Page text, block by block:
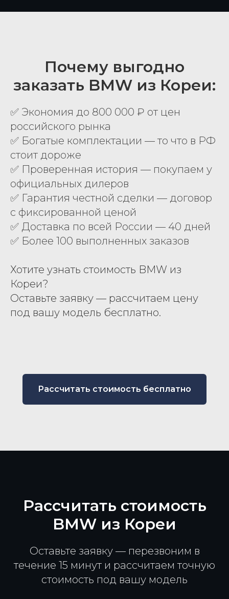
Почему выгодно
заказать BMW из Кореи:
✅ Экономия до 800 000 ₽ от цен
российского рынка
✅ Богатые комплектации — то что в РФ
стоит дороже
✅ Проверенная история — покупаем у
официальных дилеров
✅ Гарантия честной сделки — договор
с фиксированной ценой
✅ Доставка по всей России — 40 дней
✅ Более 100 выполненных заказов
Хотите узнать стоимость BMW из
Кореи?
Оставьте заявку — рассчитаем цену
под вашу модель бесплатно.
Рассчитать стоимость бесплатно
Рассчитать стоимость
BMW из Кореи
Оставьте заявку — перезвоним в
течение 15 минут и рассчитаем точную
стоимость под вашу модель